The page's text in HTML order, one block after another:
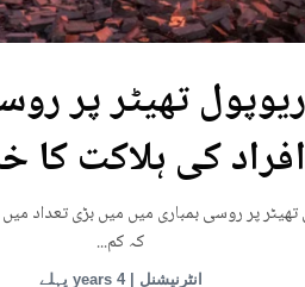
افراد کی ہلاکت کا
پر روسی بمباری میں میں بڑی تعداد میں
کہ کم...
انٹرنیشنل | 4 years پہلے